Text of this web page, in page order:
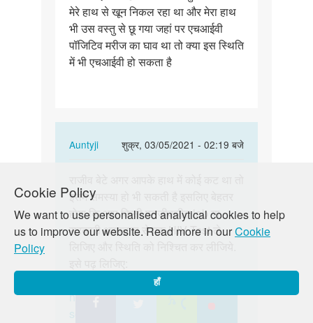
Cookie Policy
We want to use personalised analytical cookies to help
us to improve our website. Read more in ourCookie
Policy
हाँ
पॉजिटिव
मरीज…
मेरे हाथ से खून निकल रहा था और मेरा हाथ
भी उस वस्तु से छू गया जहां पर एचआईवी
पॉजिटिव मरीज का घाव था तो क्या इस स्थिति
में भी एचआईवी हो सकता है
Auntyji
शुक्र, 03/05/2021 - 02:19 बजे
In
बार
एचआईवी
Rajeev
बेटे
अगर
आपके
इसमें समस्या हो भी सकती है इसलिए बेहतर
होगा कि आप किसी पनजीक्रीत lab या
सरकारी अस्पताल से एक HIV Test ले
https://lovematters.in/hi/resource/hiv
https://lovematters.in/hi/safe-
sex/stdsstis/hivaids-top-five-facts